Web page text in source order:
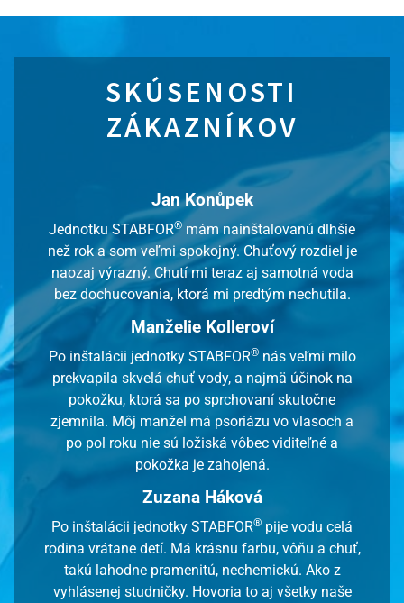
SKÚSENOSTI
ZÁKAZNÍKOV
Jan Konůpek
Jednotku STABFOR® mám nainštalovanú dlhšie
než rok a som veľmi spokojný. Chuťový rozdiel je
naozaj výrazný. Chutí mi teraz aj samotná voda
bez dochucovania, ktorá mi predtým nechutila.
Manželie Kolleroví
Po inštalácii jednotky STABFOR®nás veľmi milo
prekvapila skvelá chuť vody, a najmä účinok na
pokožku, ktorá sa po sprchovaní skutočne
zjemnila. Môj manžel má psoriázu vo vlasoch a
po pol roku nie sú ložiská vôbec viditeľné a
pokožka je zahojená.
Zuzana Háková
Po inštalácii jednotky STABFOR® pije vodu celá
rodina vrátane detí. Má krásnu farbu, vôňu a chuť,
takú lahodne pramenitú, nechemickú. Ako z
vyhlásenej studničky. Hovoria to aj všetky naše